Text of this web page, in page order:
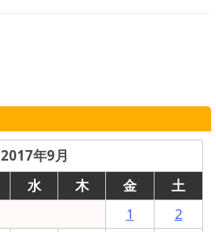
2017年9月
水 木 金
土
1
2